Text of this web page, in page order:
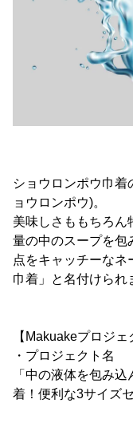
ショウロンポウ巾着
ョウロンポウ)。
美味しさももちろん
量の中のスープを包
点をキャッチーなネ
巾着」と名付けられ
【Makuakeプロジェ
・プロジェクト名
「中の液体を包み
着！便利な3サイズセ